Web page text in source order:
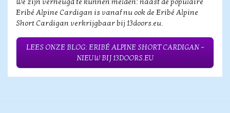
We zijn verheugd te kunnen melden: naast de populaire
Eribé Alpine Cardigan is vanaf nu ook de Eribé Alpine
Short Cardigan verkrijgbaar bij 13doors.eu.
LEES ONZE BLOG: ERIBÉ ALPINE SHORT CARDIGAN –
NIEUW BIJ 13DOORS.EU